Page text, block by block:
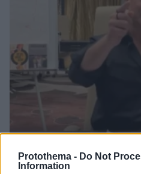
Protothema - Do Not
Information
Τουρκία: Ο αρχιμαφιόζος
26.05.2021, 19:28